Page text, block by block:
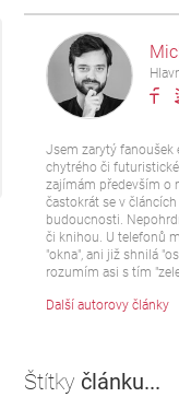
Jsem zarytý fanoušek
chytrého či
zajímám především o
častokrát se v
budoucnosti.
či knihou. U telefonů
"okna", ani již shnilá
rozumím asi s tím
Další autorovy články
Štítky článku...